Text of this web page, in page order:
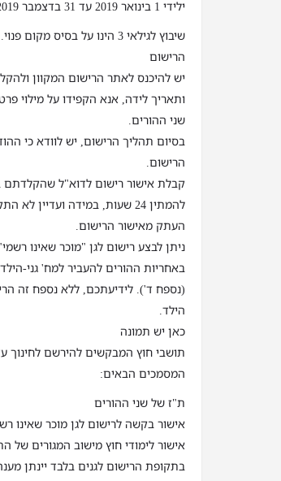
ילידי 1 בינואר 2019 עד 31 בדצמבר 2019, כ"ד בטבת התשע"ט עד ג' בטבת התש"ף
שיבוץ לגילאי 3 הינו על
הרישום
יש להיכנס לאתר הרישום המקוון
ותאריך לידה, אנא הקפידו על מילוי
שני ההורים.
בסיום תהליך הרישום, יש לוודא כי
הרישום.
קבלת אישור רישום לדוא"ל שהקלדתם
להמתין 24 שעות, במידה
העתק מאישור הרישום.
ניתן לבצע רישום לגן "מוכר שאינו
באחריות ההורים להעביר למח' גני-
(נספח ד'). לידיעתכם, ללא נספח זה
הילד.
כאן יש תמונה
תושבי חוץ המבקשים להירשם לחינוך
המסמכים הבאים:
ת"ז של שני ההורים
אישור בקשה לרישום לגן מוכר שאינו
אישור לימודי חוץ מישוב המגורים של
בתקופת הרישום לגנים בלבד יינתן מענה טלפוני